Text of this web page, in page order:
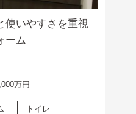
使いやすさを重視
ーム
万円
トイレ